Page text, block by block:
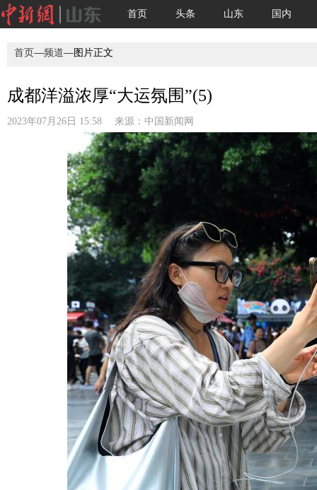
首页 头条 山东 国内
首页—频道—图片正文
成都洋溢浓厚“大运氛围”(5)
2023年07月26日 15:58 来源： 中国新闻网